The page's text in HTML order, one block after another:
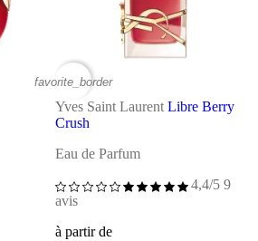
favorite_border
Yves Saint Laurent Libre Berry
Crush
Eau de Parfum
4,4/5 9
avis
à partir de